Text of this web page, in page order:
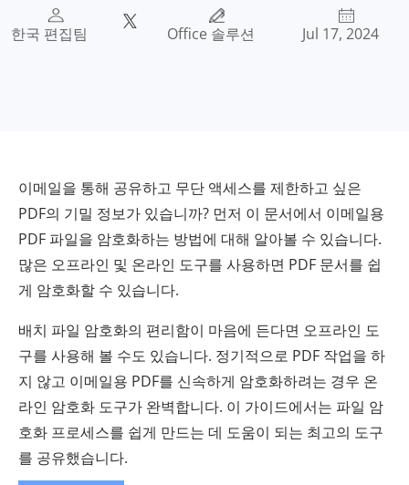
한국 편집팀 Office 솔루션 Jul 17, 2024
이메일을 통해 공유하고 무단 액세스를 제한하고 싶은
PDF의 기밀 정보가 있습니까? 먼저 이 문서에서 이메일용
PDF 파일을 암호화하는 방법에 대해 알아볼 수 있습니다.
많은 오프라인 및 온라인 도구를 사용하면 PDF 문서를 쉽
게 암호화할 수 있습니다.
배치 파일 암호화의 편리함이 마음에 든다면 오프라인 도
구를 사용해 볼 수도 있습니다. 정기적으로 PDF 작업을 하
지 않고 이메일용 PDF를 신속하게 암호화하려는 경우 온
라인 암호화 도구가 완벽합니다. 이 가이드에서는 파일 암
호화 프로세스를 쉽게 만드는 데 도움이 되는 최고의 도구
를 공유했습니다.